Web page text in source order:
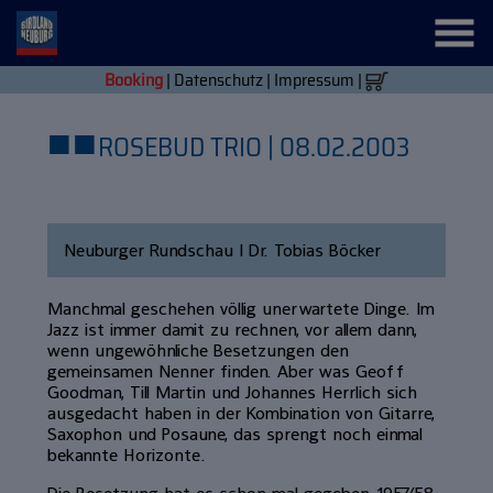
Booking| Datenschutz| Impressum |
■■ROSEBUD TRIO | 08.02.2003
Neuburger Rundschau | Dr. Tobias Böcker
Manchmal geschehen völlig unerwartete Dinge. Im
Jazz ist immer damit zu rechnen, vor allem dann,
wenn ungewöhnliche Besetzungen den
gemeinsamen Nenner finden. Aber was Geoff
Goodman, Till Martin und Johannes Herrlich sich
ausgedacht haben in der Kombination von Gitarre,
Saxophon und Posaune, das sprengt noch einmal
bekannte Horizonte.